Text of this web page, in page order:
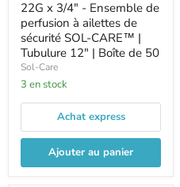
actuel
22G x 3/4" - Ensemble de
perfusion à ailettes de
sécurité SOL-CARE™ |
Tubulure 12" | Boîte de 50
Sol-Care
3 en stock
Achat express
Ajouter au panier